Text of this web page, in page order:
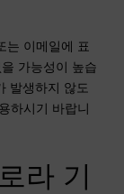
는 이메일에 표
가능성이 높습
발생하지 않도
하시기 바랍니
라 기